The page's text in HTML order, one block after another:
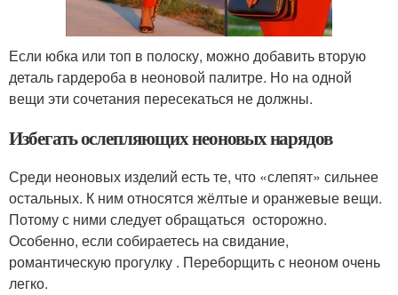
Если юбка или топ в полоску, можно добавить вторую
деталь гардероба в неоновой палитре. Но на одной
вещи эти сочетания пересекаться не должны.
Избегать ослепляющих неоновых нарядов
Среди неоновых изделий есть те, что «слепят» сильнее
остальных. К ним относятся жёлтые и оранжевые вещи.
Потому с ними следует обращаться осторожно.
Особенно, если собираетесь на свидание,
романтическую прогулку . Переборщить с неоном очень
легко.